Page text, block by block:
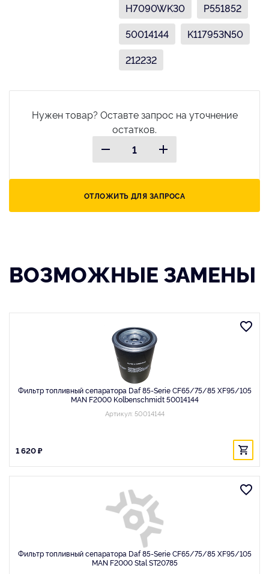
H7090WK30
P551852
50014144
K117953N50
212232
Нужен товар? Оставте запрос на уточнение
остатков.
ОТЛОЖИТЬ ДЛЯ ЗАПРОСА
ВОЗМОЖНЫЕ ЗАМЕНЫ
Фильтр топливный сепаратора Daf 85-Serie CF65/75/85 XF95/105
MAN F2000 Kolbenschmidt 50014144
Артикул: 50014144
1 620 ₽
Фильтр топливный сепаратора Daf 85-Serie CF65/75/85 XF95/105
MAN F2000 Stal ST20785